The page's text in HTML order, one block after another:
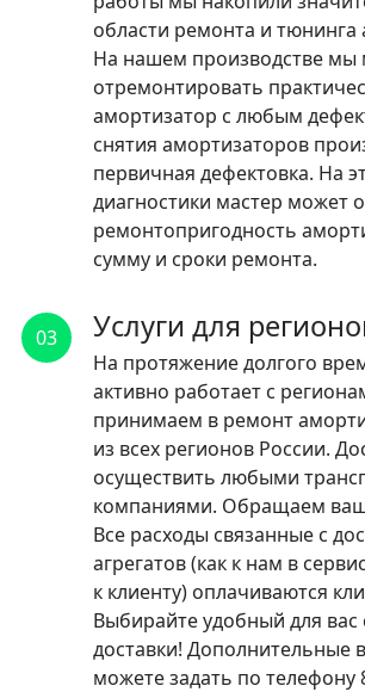
области ремонта и тюнинга
На нашем производстве
отремонтировать
амортизатор с любым
снятия амортизаторов
первичная дефектовка. На
диагностики мастер может
ремонтопригодность
сумму и сроки ремонта.
03 Услуги для
На протяжение долгого
активно работает с
принимаем в ремонт
из всех регионов России.
осуществить любыми
компаниями. Обращаем
Все расходы связанные с
агрегатов (как к нам в
к клиенту) оплачиваются
Выбирайте удобный для вас
доставки! Дополнительные
можете задать по телефону